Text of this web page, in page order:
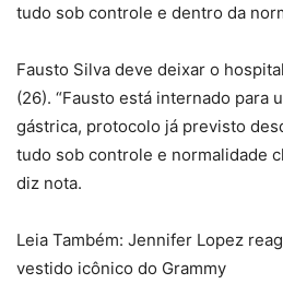
tudo sob controle e dentro da
Fausto Silva deve deixar o
(26). “Fausto está internado para
gástrica, protocolo já previsto
tudo sob controle e normalidade
diz nota.
Leia Também: Jennifer Lopez
vestido icônico do Grammy